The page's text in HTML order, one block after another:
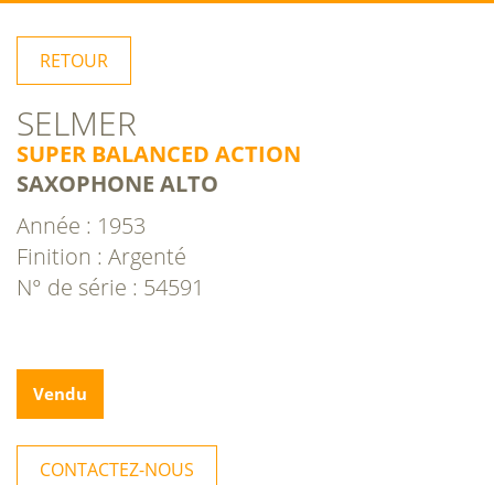
RETOUR
SELMER
SUPER BALANCED ACTION
SAXOPHONE ALTO
Année : 1953
Finition : Argenté
N° de série : 54591
Vendu
CONTACTEZ-NOUS